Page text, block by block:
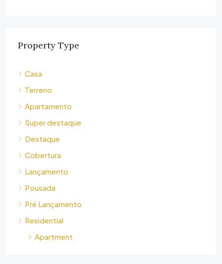
Property Type
Casa
Terreno
Apartamento
Super destaque
Destaque
Cobertura
Lançamento
Pousada
Pré Lançamento
Residential
Apartment